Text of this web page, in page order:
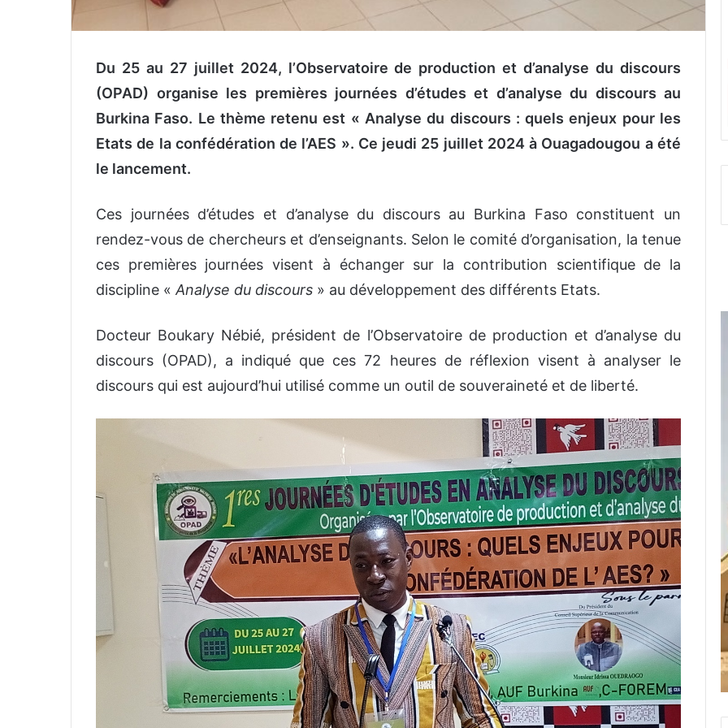
Du 25 au 27 juillet 2024, l’Observatoire de production et d’analyse du discours
(OPAD) organise les premières journées d’études et d’analyse du discours au
Burkina Faso. Le thème retenu est « Analyse du discours : quels enjeux pour les
Etats de la confédération de l’AES ». Ce jeudi 25 juillet 2024 à Ouagadougou a été
le lancement.
Ces journées d’études et d’analyse du discours au Burkina Faso constituent un
rendez-vous de chercheurs et d’enseignants. Selon le comité d’organisation, la tenue
ces premières journées visent à échanger sur la contribution scientifique de la
discipline « Analyse du discours » au développement des différents Etats.
Docteur Boukary Nébié, président de l’Observatoire de production et d’analyse du
discours (OPAD), a indiqué que ces 72 heures de réflexion visent à analyser le
discours qui est aujourd’hui utilisé comme un outil de souveraineté et de liberté.